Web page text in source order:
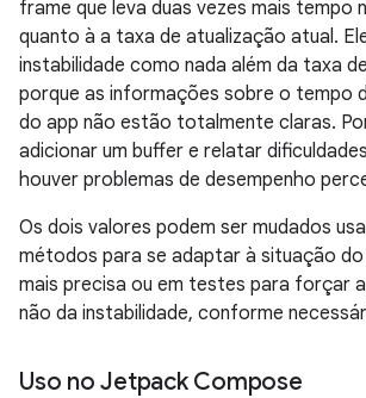
frame que leva duas vezes mais tempo
quanto à a taxa de atualização atual.
instabilidade como nada além da taxa
porque as informações sobre o tempo
do app não estão totalmente claras.
adicionar um buffer e relatar
houver problemas de desempenho
Os dois valores podem ser mudados
métodos para se adaptar à situação do
mais precisa ou em testes para forçar
não da instabilidade, conforme
Uso no Jetpack Compose